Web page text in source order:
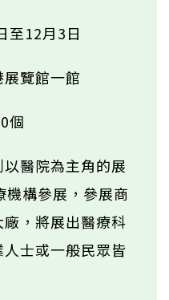
至12月3日
覽館一館
個
醫院為主角的展
構參展，參展商
，將展出醫療科
士或一般民眾皆